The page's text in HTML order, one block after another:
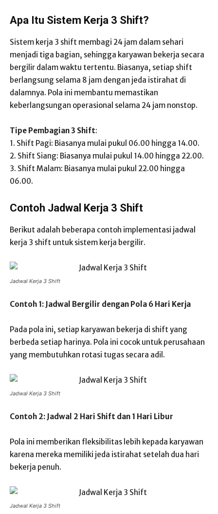
Apa Itu Sistem Kerja 3 Shift?
Sistem kerja 3 shift membagi 24 jam dalam sehari
menjadi tiga bagian, sehingga karyawan bekerja secara
bergilir dalam waktu tertentu. Biasanya, setiap shift
berlangsung selama 8 jam dengan jeda istirahat di
dalamnya. Pola ini membantu memastikan
keberlangsungan operasional selama 24 jam nonstop.
Tipe Pembagian 3 Shift:
1. Shift Pagi: Biasanya mulai pukul 06.00 hingga 14.00.
2. Shift Siang: Biasanya mulai pukul 14.00 hingga 22.00.
3. Shift Malam: Biasanya mulai pukul 22.00 hingga
06.00.
Contoh Jadwal Kerja 3 Shift
Berikut adalah beberapa contoh implementasi jadwal
kerja 3 shift untuk sistem kerja bergilir.
Jadwal Kerja 3 Shift
Contoh 1: Jadwal Bergilir dengan Pola 6 Hari Kerja
Pada pola ini, setiap karyawan bekerja di shift yang
berbeda setiap harinya. Pola ini cocok untuk perusahaan
yang membutuhkan rotasi tugas secara adil.
Jadwal Kerja 3 Shift
Contoh 2: Jadwal 2 Hari Shift dan 1 Hari Libur
Pola ini memberikan fleksibilitas lebih kepada karyawan
karena mereka memiliki jeda istirahat setelah dua hari
bekerja penuh.
Jadwal Kerja 3 Shift